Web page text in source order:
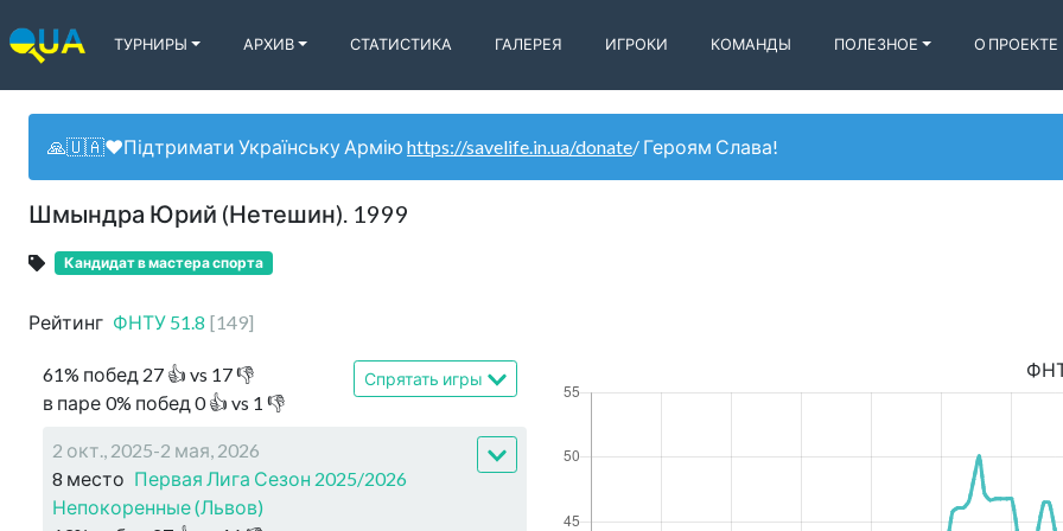
ТУРНИРЫ АРХИВ СТАТИСТИКА ГАЛЕРЕЯ ИГРОКИ КОМАНДЫ ПОЛЕЗНОЕ О ПРОЕКТЕ
🙏🇺🇦❤️Підтримати Українську Армію https://savelife.in.ua/donate/ Героям Слава!
Шмындра Юрий (Нетешин). 1999
Кандидат в мастера спорта
Рейтинг ФНТУ 51.8 [149]
61% побед 27 👍 vs 17👎
в паре 0% побед 0👍 vs 1 👎
Спрятать игры
2 окт., 2025-2 мая, 2026
8 место Первая Лига Сезон 2025/2026
Непокоренные (Львов)